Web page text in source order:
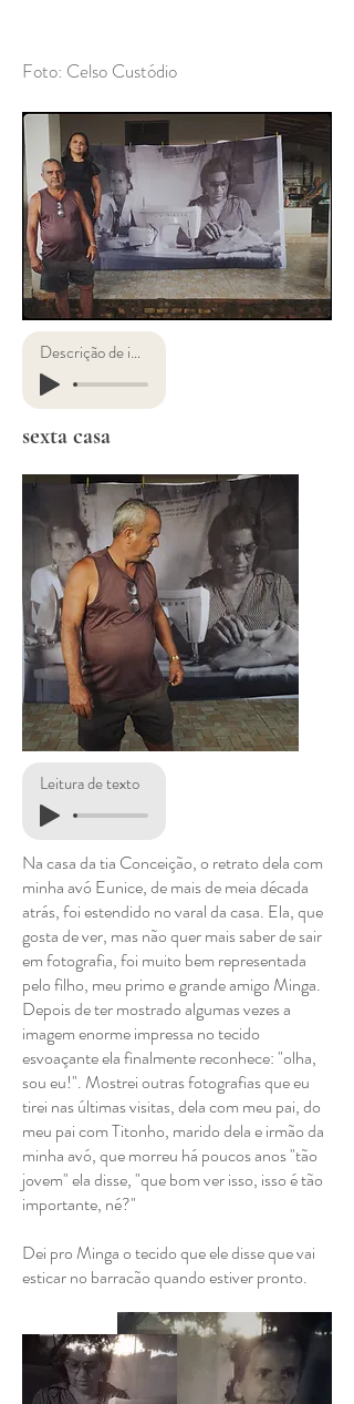
Foto: Celso Custódio
Descrição de imagens
sexta casa
Leitura de texto
Na casa da tia Conceição, o retrato dela com
minha avó Eunice, de mais de meia década
atrás, foi estendido no varal da casa. Ela, que
gosta de ver, mas não quer mais saber de sair
em fotografia, foi muito bem representada
pelo filho, meu primo e grande amigo Minga.
Depois de ter mostrado algumas vezes a
imagem enorme impressa no tecido
esvoaçante ela finalmente reconhece: "olha,
sou eu!". Mostrei outras fotografias que eu
tirei nas últimas visitas, dela com meu pai, do
meu pai com Titonho, marido dela e irmão da
minha avó, que morreu há poucos anos "tão
jovem" ela disse, "que bom ver isso, isso é tão
importante, né?"
Dei pro Minga o tecido que ele disse que vai
esticar no barracão quando estiver pronto.